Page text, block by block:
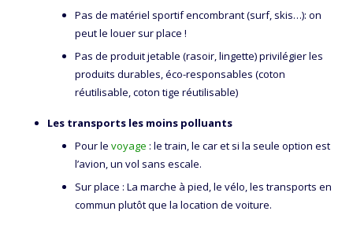
Pas de matériel sportif encombrant (surf, skis…): on
peut le louer sur place !
Pas de produit jetable (rasoir, lingette) privilégier les
produits durables, éco-responsables (coton
réutilisable, coton tige réutilisable)
Les transports les moins polluants
Pour le voyage : le train, le car et si la seule option est
l’avion, un vol sans escale.
Sur place : La marche à pied, le vélo, les transports en
commun plutôt que la location de voiture.